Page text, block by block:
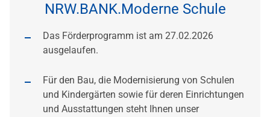
NRW.BANK.Moderne Schule
Das Förderprogramm ist am 27.02.2026
ausgelaufen.
Für den Bau, die Modernisierung von Schulen
und Kindergärten sowie für deren Einrichtungen
und Ausstattungen steht Ihnen unser